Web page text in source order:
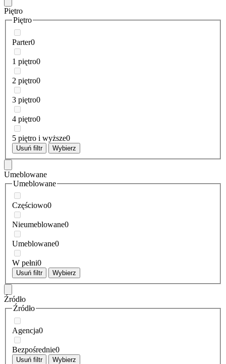
Piętro
Piętro
Parter0
1 piętro0
2 piętro0
3 piętro0
4 piętro0
5 piętro i wyższe0
Usuń filtr Wybierz
Umeblowane
Umeblowane
Częściowo0
Nieumeblowane0
Umeblowane0
W pełni0
Usuń filtr Wybierz
Źródło
Źródło
Agencja0
Bezpośrednie0
Usuń filtr Wybierz